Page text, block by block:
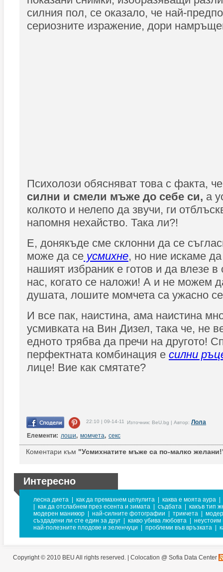
силния пол, се оказало, че най-
сериозните изражение, дори
Психолози обясняват това с факта,
силни и смели мъже до себе си, а
колкото и нелепо да звучи, ги
напомня нехайство. Така ли?!
Е, донякъде сме склонни да се
може да се усмихне, но ние искаме
нашият избраник е готов и да влезе
нас, когато се наложи! А и не можем
душата, лошите момчета са ужасно
И все пак, наистина, ама наистина
усмивката на Вин Дизел, така че, не
едното трябва да пречи на другото!
перфектната комбинация е силни
лице! Вие как смятате?
22:10 | 09-14-11 Източник: BeU.bg | Автор: Лола
Елементи: лоши, момчета, секс
Коментари към "Усмихнатите мъже са по-малко
Интересно
лесна диета как да премахнем целулита каква е моята аура
как да отслабнем през есента и зимата съдбата
какъв тип
модерен маникюр
най-силните фотографии трикчета
създадени ли сте един за друг
какво убива любовта
неустоим
най-полезните плодове и зеленчуци
проблеми във връзката
Copyright © 2010 BEU All rights reserved. | Colocation @ Sofia Data Center